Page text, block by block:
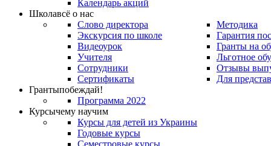
Календарь акций
Школавсё о нас
Слово директора
Экскурсия по школе
Видеоурок
Учителя
Сотрудники
Сертификаты
Методика
Гарантия
Гранты на
Льготное
Отзывы
Для
Грантыпобеждай!
Программа 2022
Курсычему научим
Курсы для детей из Украины
Годовые курсы
Семестровые курсы